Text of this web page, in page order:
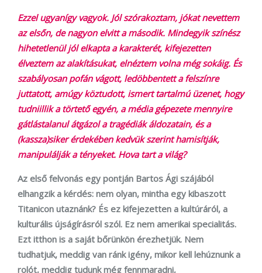
Ezzel ugyanígy vagyok. Jól szórakoztam, jókat nevettem
az elsőn, de nagyon elvitt a második. Mindegyik színész
hihetetlenül jól elkapta a karakterét, kifejezetten
élveztem az alakításukat, elnéztem volna még sokáig. És
szabályosan pofán vágott, ledöbbentett a felszínre
juttatott, amúgy köztudott, ismert tartalmú üzenet, hogy
tudniillik a törtető egyén, a média gépezete mennyire
gátlástalanul átgázol a tragédiák áldozatain, és a
(kassza)siker érdekében kedvük szerint hamisítják,
manipulálják a tényeket. Hova tart a világ?
Az első felvonás egy pontján Bartos Ági szájából
elhangzik a kérdés: nem olyan, mintha egy kibaszott
Titanicon utaznánk? És ez kifejezetten a kultúráról, a
kulturális újságírásról szól. Ez nem amerikai specialitás.
Ezt itthon is a saját bőrünkön érezhetjük. Nem
tudhatjuk, meddig van ránk igény, mikor kell lehúznunk a
rolót, meddig tudunk még fennmaradni,